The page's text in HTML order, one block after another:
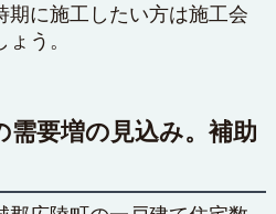
期に施工したい方は施工会
う。
需要増の見込み。補助